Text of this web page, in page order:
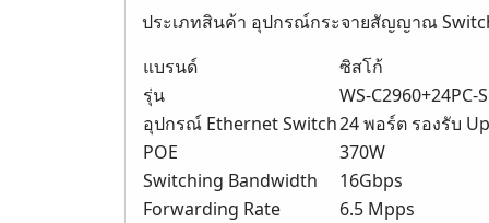
ประเภทสินค้า อุปกรณ์กระจายสัญญาณ
แบรนด์
ซิสโก้
รุ่น
WS-C2960+24PC-S
อุปกรณ์ Ethernet Switch24 พอร์ต รองรับ
POE
370W
Switching Bandwidth
16Gbps
Forwarding Rate
6.5 Mpps